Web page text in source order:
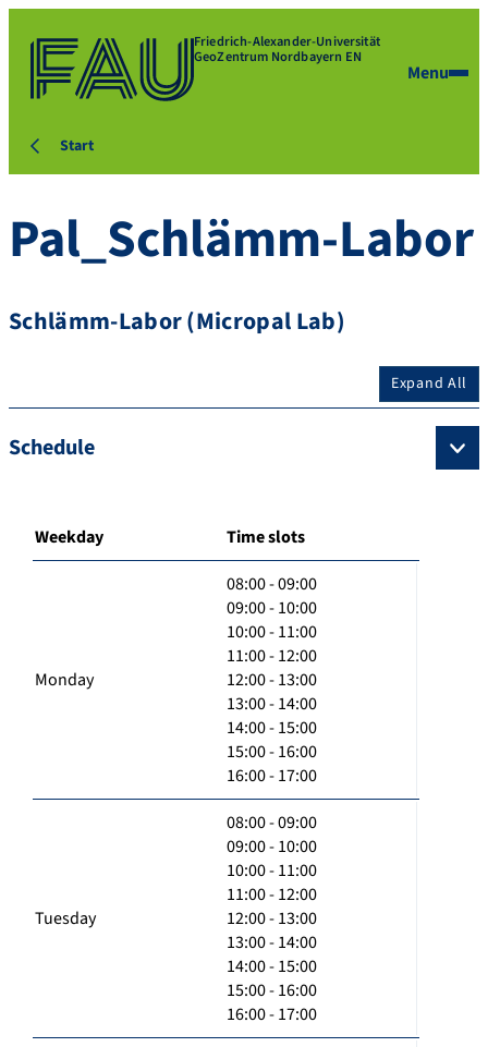
Friedrich-Alexander-Universität
GeoZentrum Nordbayern EN
Menu
Start
Pal_Schlämm-Labor
Schlämm-Labor (Micropal Lab)
Expand All
Schedule
Weekday Time slots
Monday
08:00 - 09:00
09:00 - 10:00
10:00 - 11:00
11:00 - 12:00
12:00 - 13:00
13:00 - 14:00
14:00 - 15:00
15:00 - 16:00
16:00 - 17:00
Tuesday
08:00 - 09:00
09:00 - 10:00
10:00 - 11:00
11:00 - 12:00
12:00 - 13:00
13:00 - 14:00
14:00 - 15:00
15:00 - 16:00
16:00 - 17:00